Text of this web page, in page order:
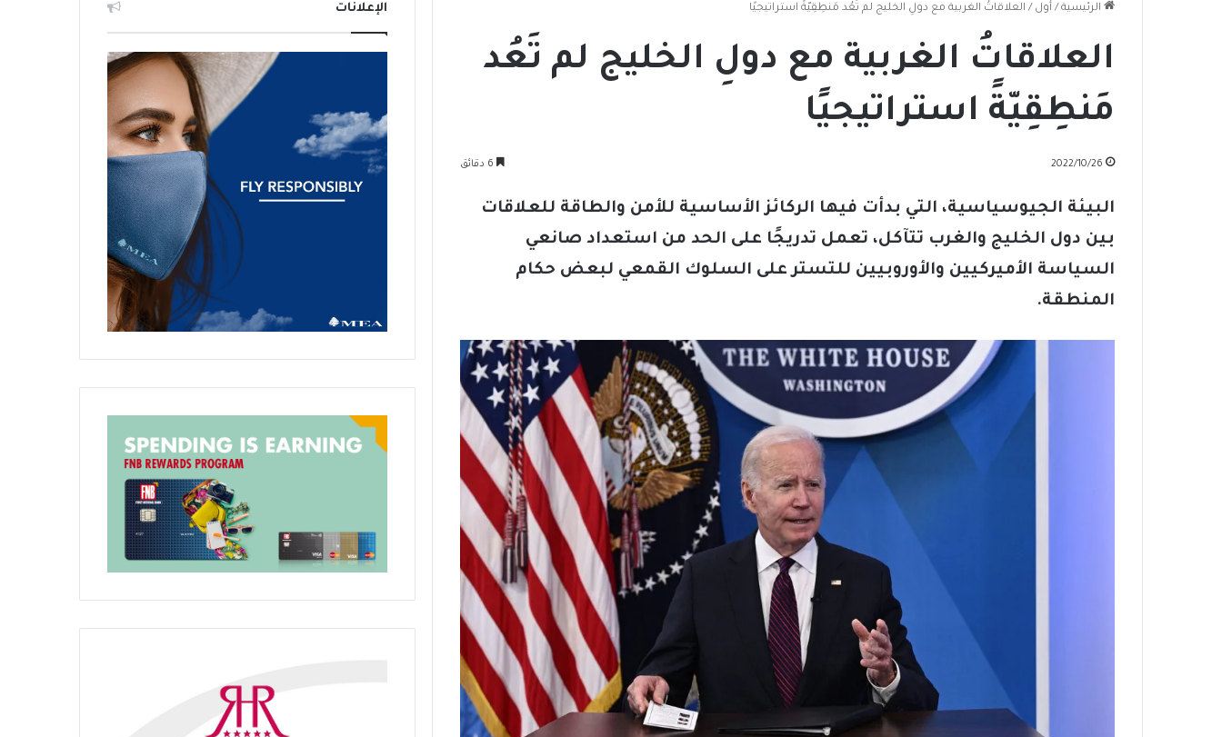
الرئيسية / أول / العلاقاتُ الغربية مع دولِ الخليج لم تَعُد مَنطِقِيّةً استراتيجيًا
العلاقاتُ الغربية مع دولِ الخليج لم تَعُد
مَنطِقِيّةً استراتيجيًا
2022/10/26
البيئة الجيوسياسية، التي بدأت فيها الركائز الأساسية للأمن والطاقة للعلاقات
بين دول الخليج والغرب تتآكل، تعمل تدريجًا على الحد من استعداد صانعي
السياسة الأميركيين والأوروبيين للتستر على السلوك القمعي لبعض حكام
المنطقة.
الإعلانات